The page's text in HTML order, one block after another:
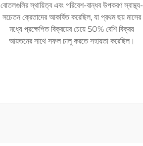
বোতলগুলির স্থায়িত্ব এবং পরিবেশ-বান্ধব উপকরণ স্বাস্থ্য-
সচেতন ক্রেতাদের আকর্ষিত করেছিল, যা প্রথম ছয় মাসের
মধ্যে প্রক্ষেপিত বিক্রয়ের চেয়ে 50% বেশি বিক্রয়
আয়তনের সাথে সফল চালু করতে সহায়তা করেছিল।